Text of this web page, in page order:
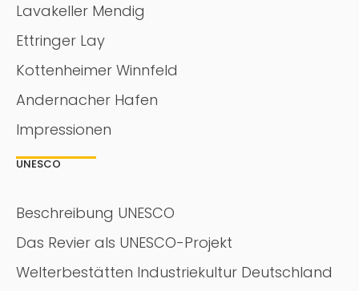
Lavakeller Mendig
Ettringer Lay
Kottenheimer Winnfeld
Andernacher Hafen
Impressionen
UNESCO
Beschreibung UNESCO
Das Revier als UNESCO-Projekt
Welterbestätten Industriekultur Deutschland